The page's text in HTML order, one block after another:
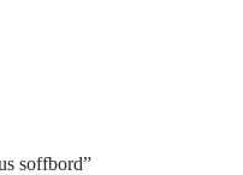
soffbord”